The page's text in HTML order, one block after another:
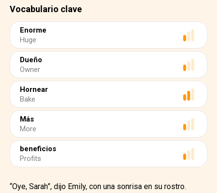
Vocabulario clave
Enorme
Huge
Dueño
Owner
Hornear
Bake
Más
More
beneficios
Profits
“Oye, Sarah”, dijo Emily, con una sonrisa en su rostro.